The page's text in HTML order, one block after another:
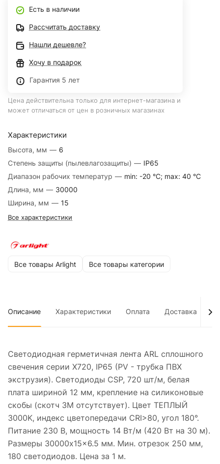
Характеристики
Высота, мм — 6
Степень защиты (пылевлагозащиты) — IP65
Диапазон рабочих температур — min: -20 °C; max: 40 °C
Длина, мм — 30000
Ширина, мм — 15
Все характеристики
Все товары Arlight Все товары категории
Есть в наличии
Рассчитать доставку
Нашли дешевле?
Хочу в подарок
Гарантия 5 лет
Цена действительна только для интернет-магазина и
может отличаться от цен в розничных магазинах
Описание Характеристики Оплата Доставка
Светодиодная герметичная лента ARL сплошного
свечения серии X720, IP65 (PV - трубка ПВХ
экструзия). Светодиоды CSP, 720 шт/м, белая
плата шириной 12 мм, крепление на силиконовые
скобы (скотч 3M отсутствует). Цвет ТЕПЛЫЙ
3000K, индекс цветопередачи CRI>80, угол 180°.
Питание 230 В, мощность 14 Вт/м (420 Вт на 30 м).
Размеры 30000x15x6.5 мм. Мин. отрезок 250 мм,
180 светодиодов. Цена за 1 м.